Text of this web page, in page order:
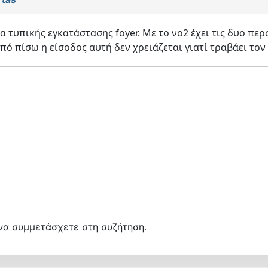
τυπικής εγκατάστασης foyer. Με το νο2 έχει τις δυο
πίσω η είσοδος αυτή δεν χρειάζεται γιατί τραβάει
συμμετάσχετε στη συζήτηση.